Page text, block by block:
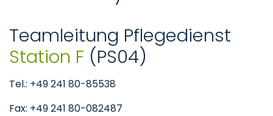
Teamleitung Pflegedienst
Station F (PS04)
Tel.: +49 241 80-85538
Fax: +49 241 80-082487